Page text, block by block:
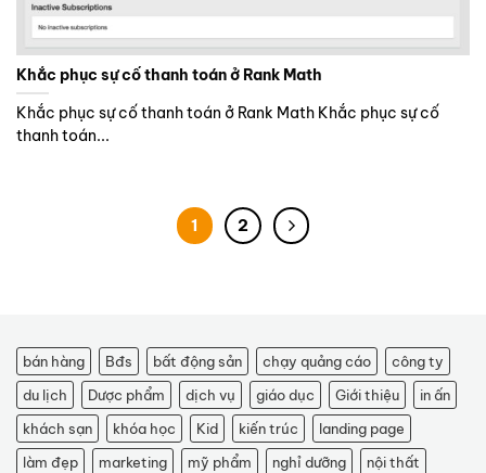
Khắc phục sự cố thanh toán ở Rank Math
Khắc phục sự cố thanh toán ở Rank Math Khắc phục sự cố
thanh toán...
1 2
bán hàng Bđs bất động sản chạy quảng cáo
công ty
du lịch
Dược phẩm dịch vụ giáo dục Giới thiệu
in ấn
khách sạn
khóa học Kid kiến trúc
landing page
làm đẹp
marketing mỹ phẩm nghỉ dưỡng
nội thất